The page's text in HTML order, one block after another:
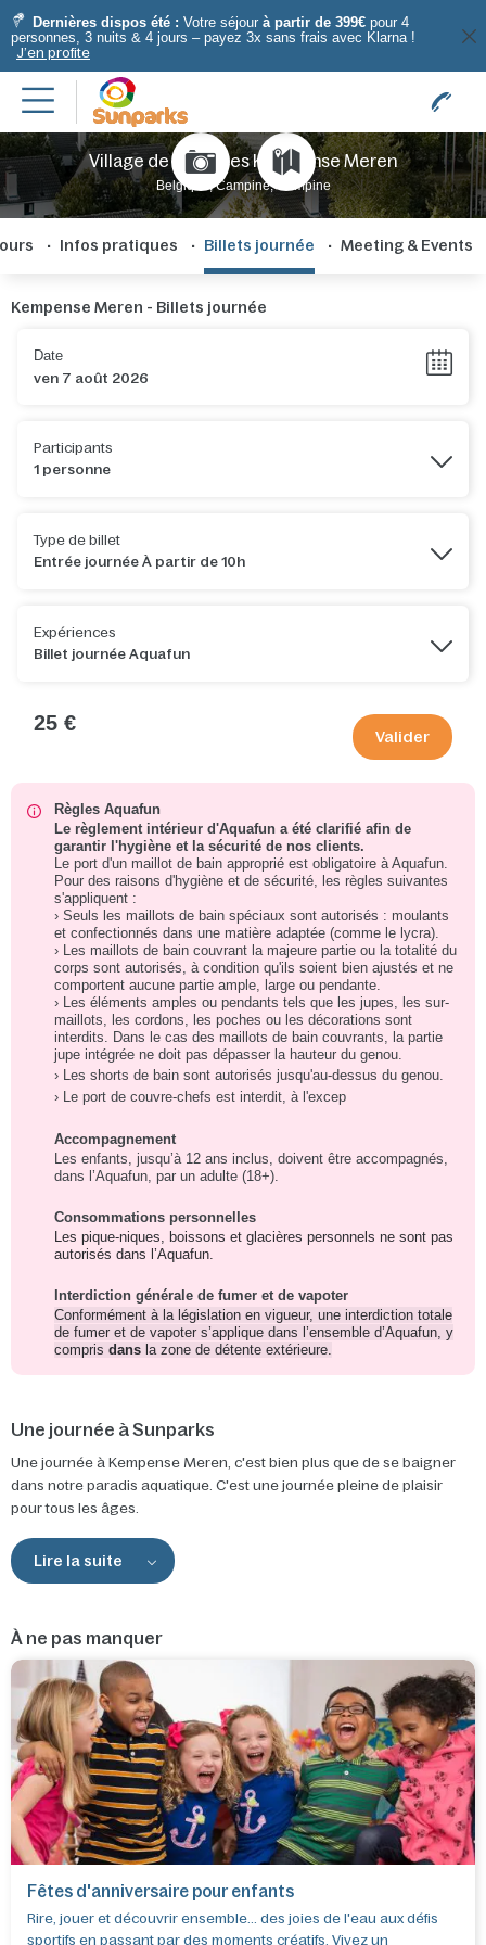
Dernières dispos été : Votre séjour à partir de 399€ pour 4
personnes, 3 nuits & 4 jours – payez 3x sans frais avec Klarna !
J’en profite
Village de vacances Kempense Meren
Belgique, Campine, Campine
Infos pratiques Billets journée Meeting & Events
Kempense Meren - Billets journée
Date
Participants
1 personne
Type de billet
Entrée journée À partir de 10h
Expériences
Billet journée Aquafun
25 €
Valider
Règles Aquafun
Le règlement intérieur d'Aquafun a été clarifié afin de
garantir l'hygiène et la sécurité de nos clients.
Le port d'un maillot de bain approprié est obligatoire à Aquafun.
Pour des raisons d'hygiène et de sécurité, les règles suivantes
s'appliquent :
› Seuls les maillots de bain spéciaux sont autorisés : moulants
et confectionnés dans une matière adaptée (comme le lycra).
› Les maillots de bain couvrant la majeure partie ou la totalité du
corps sont autorisés, à condition qu'ils soient bien ajustés et ne
comportent aucune partie ample, large ou pendante.
› Les éléments amples ou pendants tels que les jupes, les sur-
maillots, les cordons, les poches ou les décorations sont
interdits. Dans le cas des maillots de bain couvrants, la partie
jupe intégrée ne doit pas dépasser la hauteur du genou.
› Les shorts de bain sont autorisés jusqu'au-dessus du genou.
› Le port de couvre-chefs est interdit, à l'excep
Accompagnement
Les enfants, jusqu’à 12 ans inclus, doivent être accompagnés,
dans l’Aquafun, par un adulte (18+).
Consommations personnelles
Les pique-niques, boissons et glacières personnels ne sont pas
autorisés dans l’Aquafun.
Interdiction générale de fumer et de vapoter
Conformément à la législation en vigueur, une interdiction totale
de fumer et de vapoter s’applique dans l’ensemble d’Aquafun, y
compris dans la zone de détente extérieure.
Une journée à Sunparks
Une journée à Kempense Meren, c'est bien plus que de se baigner
dans notre paradis aquatique. C'est une journée pleine de plaisir
pour tous les âges.
Lire la suite
À ne pas manquer
Fêtes d'anniversaire pour enfants
Rire, jouer et découvrir ensemble... des joies de l'eau aux défis
sportifs en passant par des moments créatifs. Vivez un